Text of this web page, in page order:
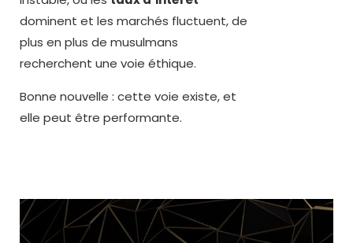
dominent et les marchés fluctuent, de
plus en plus de musulmans
recherchent une voie éthique.
Bonne nouvelle : cette voie existe, et
elle peut être performante.